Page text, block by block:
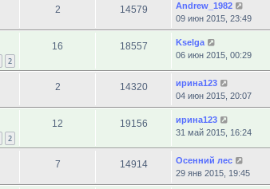
2 14579
Andrew_1982
09 июн 2015, 23:49
2
16 18557
Kselga
06 июн 2015, 00:29
2 14320
ирина123
04 июн 2015, 20:07
2
12 19156
ирина123
31 май 2015, 16:24
7 14914
Осенний лес
29 янв 2015, 19:45